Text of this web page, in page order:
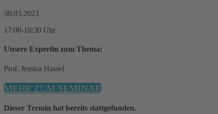
30.03.2023
17:00-18:30 Uhr
Unsere Expertin zum Thema:
Prof. Jessica Hassel
MEHR ZUM SEMINAR
Dieser Termin hat bereits stattgefunden.